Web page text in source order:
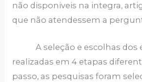
não disponiveis na integra,
que não atendessem a
A seleção e escolhas dos
realizadas em 4 etapas
passo, as pesquisas foram